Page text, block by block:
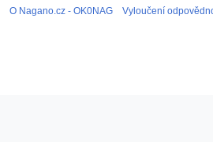
O Nagano.cz - OK0NAG Vyloučení